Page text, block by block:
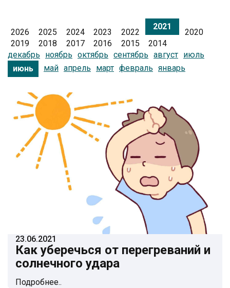
2026 2025 2024 2023 2022
2021
2020
2019
2018 2017 2016 2015
2014
декабрь
ноябрь октябрь сентябрь август июль
июнь
май апрель март февраль январь
23.06.2021
Как уберечься от перегреваний и
солнечного удара
Подробнее..